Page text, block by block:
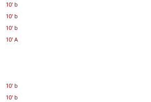
10' b
10' b
10' b
10' A
10' b
10' b